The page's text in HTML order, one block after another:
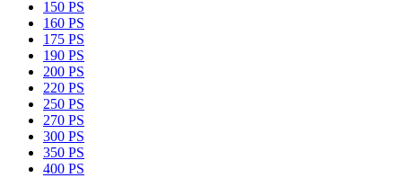
150 PS
160 PS
175 PS
190 PS
200 PS
220 PS
250 PS
270 PS
300 PS
350 PS
400 PS